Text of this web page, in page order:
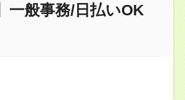
一般事務/日払いOK